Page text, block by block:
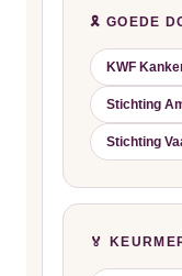
🎗️ GOEDE
KWF
Stichting
Stichting
🏅